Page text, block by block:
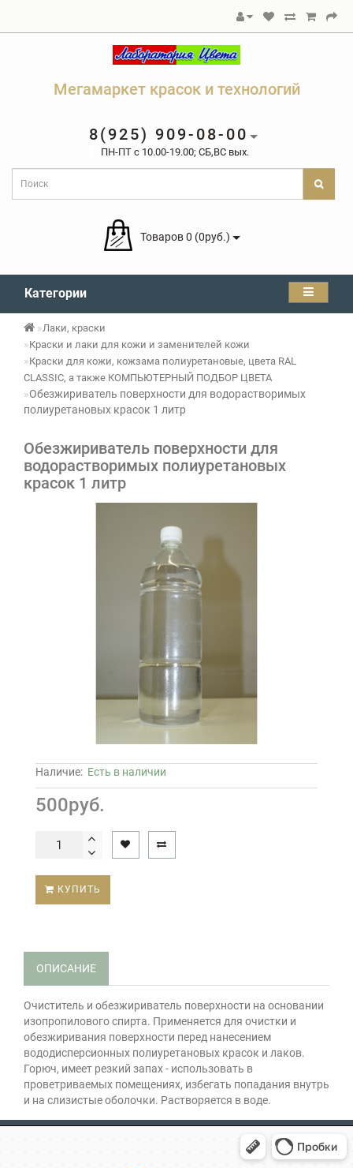
Мегамаркет красок и технологий
8(925) 909-08-00
ПН-ПТ c 10.00-19.00; СБ,ВС вых.
Товаров 0 (0руб.)
Категории
Лаки, краски
Краски и лаки для кожи и заменителей кожи
Краски для кожи, кожзама полиуретановые, цвета RAL
CLASSIC, а также КОМПЬЮТЕРНЫЙ ПОДБОР ЦВЕТА
Обезжириватель поверхности для водорастворимых
полиуретановых красок 1 литр
Обезжириватель поверхности для
водорастворимых полиуретановых
красок 1 литр
Наличие: Есть в наличии
500руб.
КУПИТЬ
ОПИСАНИЕ
Очиститель и обезжириватель поверхности на основании
изопропилового спирта. Применяется для очистки и
обезжиривания поверхности перед нанесением
вододисперсионных полиуретановых красок и лаков.
Горюч, имеет резкий запах - использовать в
проветриваемых помещениях, избегать попадания внутрь
и на слизистые оболочки. Растворяется в воде.